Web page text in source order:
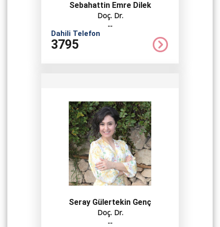
Sebahattin Emre Dilek
Doç. Dr.
--
Dahili Telefon
3795
Seray Gülertekin Genç
Doç. Dr.
--